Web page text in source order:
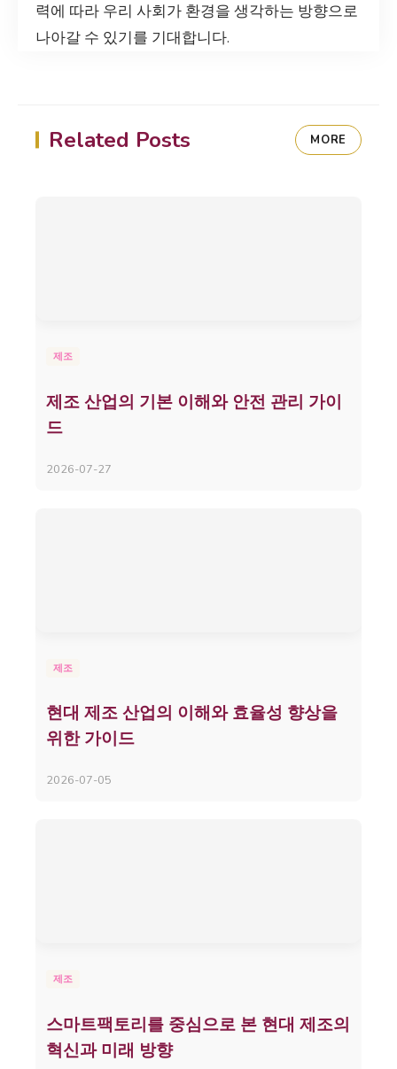
력에 따라 우리 사회가 환경을 생각하는 방향으로
나아갈 수 있기를 기대합니다.
Related Posts MORE
제조
제조 산업의 기본 이해와 안전 관리 가이
드
2026-07-27
제조
현대 제조 산업의 이해와 효율성 향상을
위한 가이드
2026-07-05
제조
스마트팩토리를 중심으로 본 현대 제조의
혁신과 미래 방향